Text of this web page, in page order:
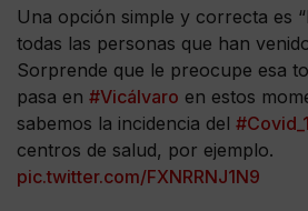
Una opción simple y correcta es
todas las personas que han
Sorprende que le preocupe esa
pasa en #Vicálvaro en estos
sabemos la incidencia del
centros de salud, por ejemplo.
pic.twitter.com/FXNRRNJ1N9